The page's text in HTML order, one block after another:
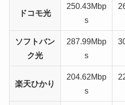
ドコモ光
250.43Mbp
s
ソフトバン
ク光
287.99Mbp
s
楽天ひかり
204.62Mbp
s